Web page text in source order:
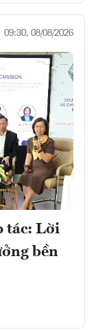
09:30, 08/08/2026
tác: Lời
bền